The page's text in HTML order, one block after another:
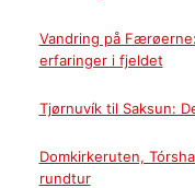
Vandring på
erfaringer i fjeldet
Tjørnuvík til Saksun:
Domkirkeruten,
rundtur